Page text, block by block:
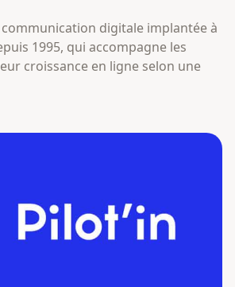
digitale implantée à
1995, qui accompagne les
croissance en ligne selon une